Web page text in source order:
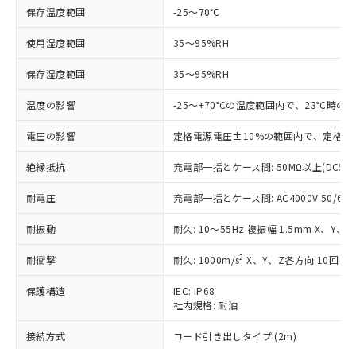
保存温度範囲 -25～70℃
使用湿度範囲 35～95%RH
保存湿度範囲 35～95%RH
温度の影響 -25～+70℃の温度範囲内で、23℃時の
電圧の影響 定格電源電圧±10%の範囲内で、定格
絶縁抵抗 充電部一括とケース間: 50MΩ以上
耐電圧 充電部一括とケース間: AC4000V 50/
耐振動 耐久: 10～55Hz 複振幅 1.5mm X、Y、Z
耐衝撃 耐久: 1000m/s2 X、Y、Z各方向 10回
保護構造
IEC: IP68
社内規格: 耐油
接続方式 コード引き出しタイプ (2m)
ご利用条件
以下の条件をお読みいただき、同意のうえ
ご利用ください。
本サービスは、当社制御機器事業取扱
商品の当社在庫状況および標準価格
(税抜)を提供させていただくもので
当社制御機器事業取扱商品の中には、
本サービスの対象外となる商品もある
ことをご了承ください。
在庫状況および標準価格照会結果は、
記載している更新日時点での社内デー
タに基づき作成されるものであり、閲
覧された時点での実際の在庫および標
準価格とは異なる場合があることをご
す。
対応予定：EU RoHS指令（10物質）の非含
有に対応した製品に切り替える予定のある
対応予定なし：EU RoHS指令（10物質）の
非含有に非対応の商品で、対応品を出す予
定はありません。
非含有の対応状況を調査中または確認中の
商品です。
非該当品：ライセンス料など無形物で、有
害物質有無と関係のない商品です。
仕入先様の事情により、非含有部品として
いたものが、含有品と判明した場合などや
むを得ず変更することがあります。
*EU RoHS指令（10物質）：
鉛(Pb) 1000ppm以下、 水銀(Hg) 1000ppm以下、 カド
六価クロム(Cr(Ⅵ)) 1000ppm以下、ポリ臭化ビフェニル
類(PBB) 1000ppm以下、ポリ臭化ジフェニルエーテル類
(PBDE) 1000ppm以下、フタル酸ビス(2-エチルヘキシ
※1 中国RoHS○×表
「○」：最大均質材料含有率が中国RoHSの
基準値以下であることを示します。
「×」：最大均質材料含有率が中国RoHSの
基準値を超えていることを示します。
「－」：未確認です。当社販売部門へお問
*中国RoHS10物質の基準値 (GB/T26572)：
Pb(鉛) :1000ppm、 Hg(水銀) : 1000ppm、 Cd(カドミウ
ニル類) : 1000ppm、 PBDEs(ポリ臭化ジフェニルエーテ
当社は、これら貴社製品のうち、外国
為替および外国貿易法に定める商品
（以下｢規制貨物等」という）を輸出
または国外への提供する場合は、日本
国政府の輸出許可(または役務取引許
可)を取得するなどの必要な手続きを
一定数以上の在庫あり